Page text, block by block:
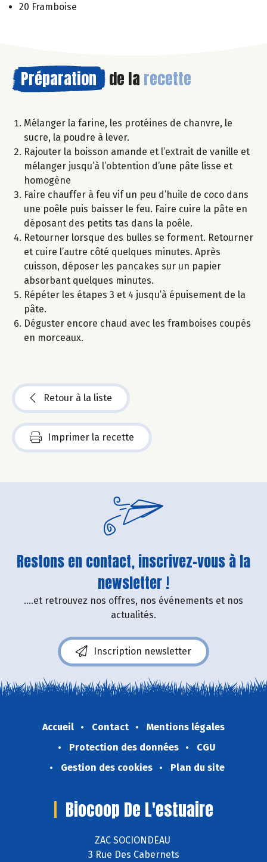
20 Framboise
Préparation de la recette
Mélanger la farine, les protéines de chanvre, le
sucre, la poudre à lever.
Rajouter la boisson amande et l’extrait de vanille et
mélanger jusqu’à l’obtention d’une pâte lisse et
homogène
Faire chauffer à feu vif un peu d’huile de coco dans
une poêle puis baisser le feu. Faire cuire la pâte en
déposant des petits tas dans la poêle.
Retourner lorsque des bulles se forment. Retourner
et cuire l’autre côté quelques minutes. Après
cuisson, déposer les pancakes sur un papier
absorbant quelques minutes.
Répéter les étapes 3 et 4 jusqu’à épuisement de la
pâte.
Déguster encore chaud avec les framboises coupés
en morceaux.
Retour à la liste
Imprimer la recette
Restons en contact, inscrivez-vous à la
newsletter !
....et retrouvez nos offres, nos événements et nos
actualités.
Inscription newsletter
Accueil Contact
Mentions légales
Protection des données
CGU
Gestion des cookies
Plan du site
Biocoop De L'estuaire
ZAC SOCIONDEAU
3 Rue Des Cabernets